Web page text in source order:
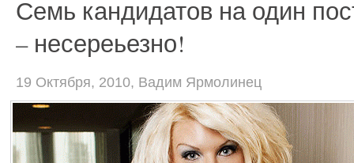
Семь кандидатов на один
– несереьезно!
19 Октября, 2010, Вадим Ярмолинец